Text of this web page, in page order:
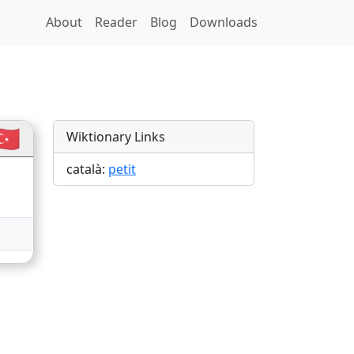
About Reader Blog Downloads
Wiktionary Links
català: petit